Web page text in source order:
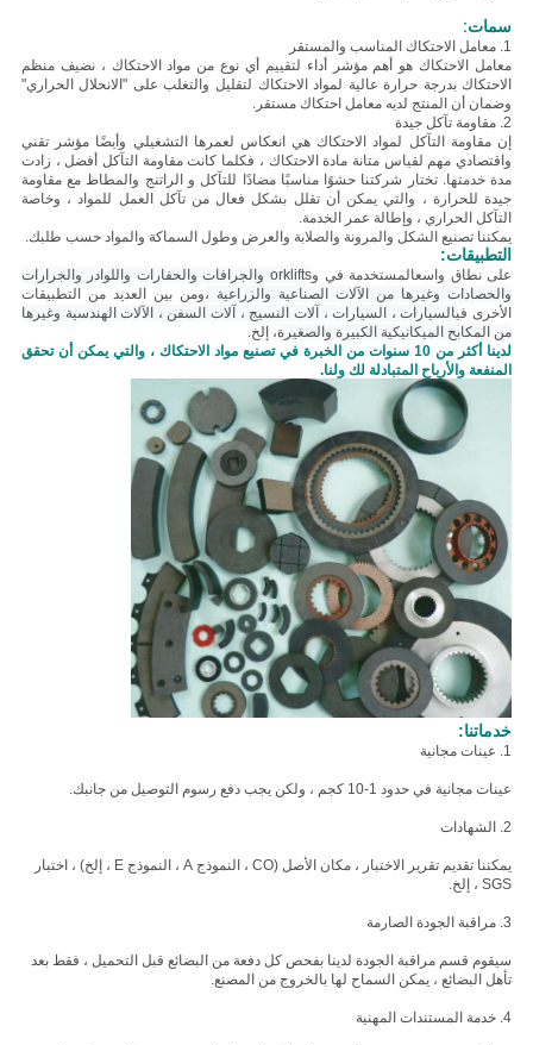
سمات:
1. معامل الاحتكاك المناسب والمستقر
معامل الاحتكاك هو أهم مؤشر أداء لتقييم أي نوع من مواد الاحتكاك ، نضيف منظم
الاحتكاك بدرجة حرارة عالية لمواد الاحتكاك لتقليل والتغلب على "الانحلال الحراري"
وضمان أن المنتج لديه معامل احتكاك مستقر.
2. مقاومة تآكل جيدة
إن مقاومة التآكل لمواد الاحتكاك هي انعكاس لعمرها التشغيلي وأيضًا مؤشر تقني
واقتصادي مهم لقياس متانة مادة الاحتكاك ، فكلما كانت مقاومة التآكل أفضل ، زادت
مدة خدمتها. تختار شركتنا حشوًا مناسبًا مضادًا للتآكل و الراتنج والمطاط مع مقاومة
جيدة للحرارة ، والتي يمكن أن تقلل بشكل فعال من تآكل العمل للمواد ، وخاصة
التآكل الحراري ، وإطالة عمر الخدمة.
يمكننا تصنيع الشكل والمرونة والصلابة والعرض وطول السماكة والمواد حسب طلبك.
التطبيقات:
على نطاق واسعالمستخدمة في و
orklifts والجرافات والحفارات واللوادر والجرارات
والحصادات وغيرها من الآلات الصناعية والزراعية ،ومن بين العديد من التطبيقات
الأخرى فيالسيارات ، السيارات ، آلات النسيج ، آلات السفن ، الآلات الهندسية وغيرها
من المكابح الميكانيكية الكبيرة والصغيرة، إلخ.
لدينا أكثر من 10 سنوات من الخبرة في تصنيع مواد الاحتكاك ، والتي يمكن أن تحقق
المنفعة والأرباح المتبادلة لك ولنا.
خدماتنا:
1. عينات مجانية
عينات مجانية في حدود 1-10 كجم ، ولكن يجب دفع رسوم التوصيل من جانبك.
2. الشهادات
يمكننا تقديم تقرير الاختبار ، مكان الأصل (CO ، النموذج A ، النموذج E ، إلخ) ، اختبار
SGS ، إلخ.
3. مراقبة الجودة الصارمة
سيقوم قسم مراقبة الجودة لدينا بفحص كل دفعة من البضائع قبل التحميل ، فقط بعد
تأهل البضائع ، يمكن السماح لها بالخروج من المصنع.
4. خدمة المستندات المهنية